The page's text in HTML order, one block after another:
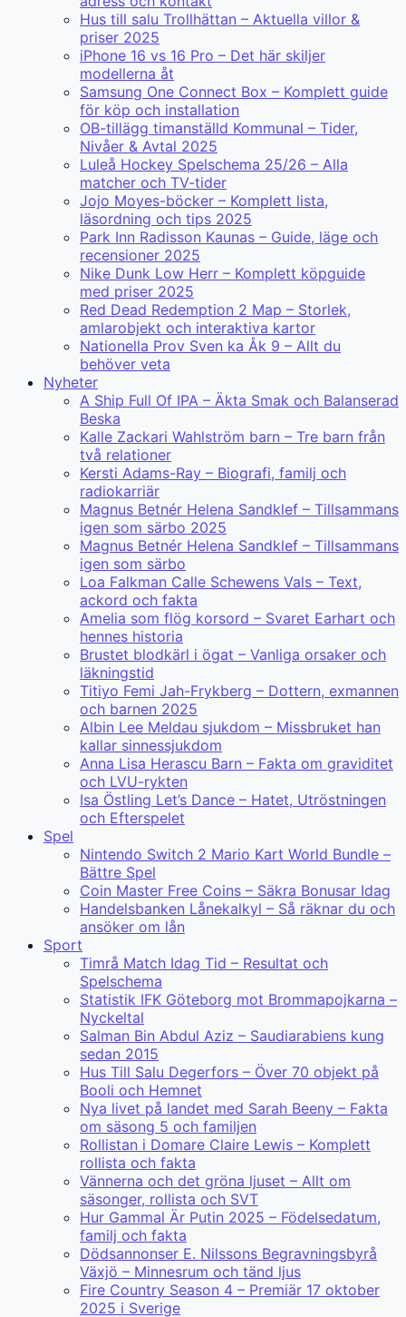
Hus till salu Trollhättan – Aktuella villor &
priser 2025
iPhone 16 vs 16 Pro – Det här skiljer
modellerna åt
Samsung One Connect Box – Komplett guide
för köp och installation
OB-tillägg timanställd Kommunal – Tider,
Nivåer & Avtal 2025
Luleå Hockey Spelschema 25/26 – Alla
matcher och TV-tider
Jojo Moyes-böcker – Komplett lista,
läsordning och tips 2025
Park Inn Radisson Kaunas – Guide, läge och
recensioner 2025
Nike Dunk Low Herr – Komplett köpguide
med priser 2025
Red Dead Redemption 2 Map – Storlek,
amlarobjekt och interaktiva kartor
Nationella Prov Sven ka Åk 9 – Allt du
behöver veta
Nyheter
A Ship Full Of IPA – Äkta Smak och Balanserad
Beska
Kalle Zackari Wahlström barn – Tre barn från
två relationer
Kersti Adams-Ray – Biografi, familj och
radiokarriär
Magnus Betnér Helena Sandklef – Tillsammans
igen som särbo 2025
Magnus Betnér Helena Sandklef – Tillsammans
igen som särbo
Loa Falkman Calle Schewens Vals – Text,
ackord och fakta
Amelia som flög korsord – Svaret Earhart och
hennes historia
Brustet blodkärl i ögat – Vanliga orsaker och
läkningstid
Titiyo Femi Jah-Frykberg – Dottern, exmannen
och barnen 2025
Albin Lee Meldau sjukdom – Missbruket han
kallar sinnessjukdom
Anna Lisa Herascu Barn – Fakta om graviditet
och LVU-rykten
Isa Östling Let’s Dance – Hatet, Utröstningen
och Efterspelet
Spel
Nintendo Switch 2 Mario Kart World Bundle –
Bättre Spel
Coin Master Free Coins – Säkra Bonusar Idag
Handelsbanken Lånekalkyl – Så räknar du och
ansöker om lån
Sport
Timrå Match Idag Tid – Resultat och
Spelschema
Statistik IFK Göteborg mot Brommapojkarna –
Nyckeltal
Salman Bin Abdul Aziz – Saudiarabiens kung
sedan 2015
Hus Till Salu Degerfors – Över 70 objekt på
Booli och Hemnet
Nya livet på landet med Sarah Beeny – Fakta
om säsong 5 och familjen
Rollistan i Domare Claire Lewis – Komplett
rollista och fakta
Vännerna och det gröna ljuset – Allt om
säsonger, rollista och SVT
Hur Gammal Är Putin 2025 – Födelsedatum,
familj och fakta
Dödsannonser E. Nilssons Begravningsbyrå
Växjö – Minnesrum och tänd ljus
Fire Country Season 4 – Premiär 17 oktober
2025 i Sverige